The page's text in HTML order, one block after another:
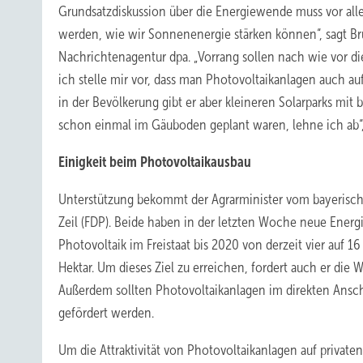
Grundsatzdiskussion über die Energiewende muss vor
werden, wie wir Sonnenenergie stärken können“, sagt
Nachrichtenagentur dpa. „Vorrang sollen nach wie vor
ich stelle mir vor, dass man Photovoltaikanlagen auch
in der Bevölkerung gibt er aber kleineren Solarparks mit
schon einmal im Gäuboden geplant waren, lehne ich
Einigkeit beim Photovoltaikausbau
Unterstützung bekommt der Agrarminister vom
Zeil (FDP). Beide haben in der letzten Woche neue
Photovoltaik im Freistaat bis 2020 von derzeit vier auf
Hektar. Um dieses Ziel zu erreichen, fordert auch er die
Außerdem sollten Photovoltaikanlagen im direkten
gefördert werden.
Um die Attraktivität von Photovoltaikanlagen auf